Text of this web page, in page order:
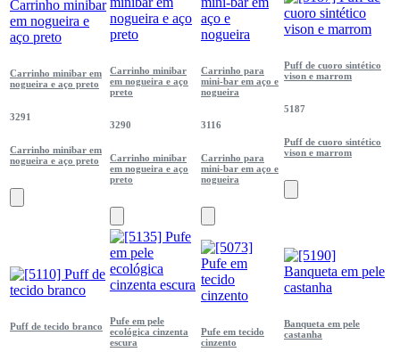
Carrinho minibar em
nogueira e aço preto
3291
Carrinho minibar em
nogueira e aço preto
Carrinho minibar
em nogueira e aço
preto
3290
Carrinho minibar
em nogueira e aço
preto
Carrinho para
mini-bar em aço e
nogueira
3116
Carrinho para
mini-bar em aço e
nogueira
Puff de cuoro sintético
vison e marrom
5187
Puff de cuoro sintético
vison e marrom
Puff de tecido branco
Pufe em pele
ecológica cinzenta
escura
Pufe em tecido
cinzento
Banqueta em pele
castanha